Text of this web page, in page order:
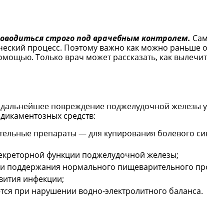
строго под врачебным контролем.
процесс. Поэтому важно как можно раньше
Только врач может рассказать, как
повреждение поджелудочной железы
средств:
препараты — для купирования болевого
функции поджелудочной железы;
нормального пищеварительного
инфекции;
при нарушении водно-электролитного баланса.